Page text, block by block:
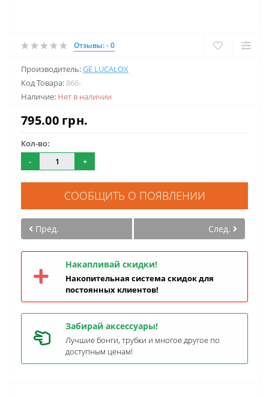
Отзывы: - 0
Производитель:GE LUCALOX
Код Товара: 866-
Наличие: Нет в наличии
795.00 грн.
Кол-во:
-
+
СООБЩИТЬ О ПОЯВЛЕНИИ
Пред. След.
Накапливай скидки!
Накопительная система скидок для
постоянных клиентов!
Забирай аксессуары!
Лучшие бонги, трубки и многое другое по
доступным ценам!